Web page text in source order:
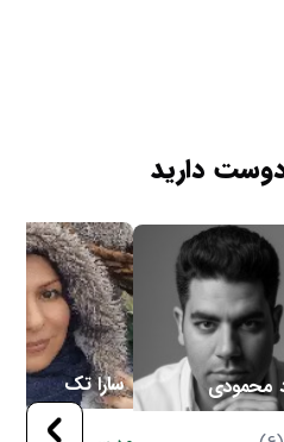
دارید
محمودی سارا تک